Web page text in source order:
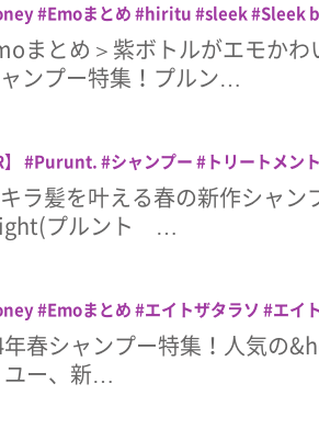
Emoまとめ hiritu sleek Sleek
ンシャル
コスメ シャンプー トリート
プルント ヘアケア ヤーデン
まとめ＞紫ボトルがエモか
ンプー特集！プルン…
Purunt. シャンプー トリートメント
オイル ヘアマスク ヘアミルク 香りの
ラ髪を叶える春の新作シャ
プルント …
Emoまとめ エイトザタラソ
エイ
ンシャル
キュラップ クレージュ シ
ヘアケア メルト
春シャンプー特集！人気の
ユー、新…